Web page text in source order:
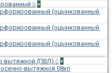
+
(оцынкованный,
(оцынкованный,
(оцынкованный,
вытяжной (ПВЛ)
+
вытяжной 08кп